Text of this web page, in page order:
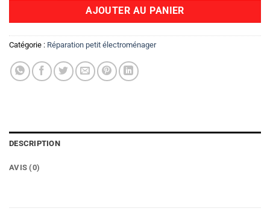
AJOUTER AU PANIER
Catégorie : Réparation petit électroménager
DESCRIPTION
AVIS (0)